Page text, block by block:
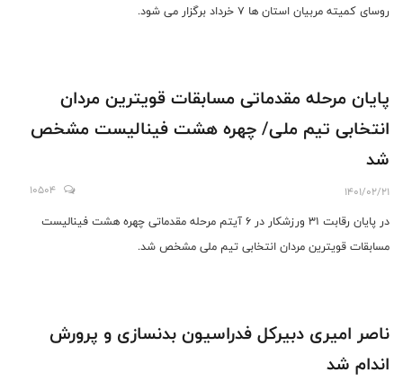
روسای کمیته مربیان استان ها 7 خرداد برگزار می شود.
پایان مرحله مقدماتی مسابقات قویترین مردان
انتخابی تیم ملی/ چهره هشت فینالیست مشخص
شد
1401/02/21
10504
در پایان رقابت 31 ورزشکار در 6 آیتم مرحله مقدماتی چهره هشت فینالیست
مسابقات قویترین مردان انتخابی تیم ملی مشخص شد.
ناصر امیری دبیرکل فدراسیون بدنسازی و پرورش
اندام شد